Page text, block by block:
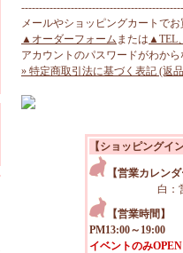
メールやショッピングカートで
▲オーダーフォーム または ▲TEL
アカウントのパスワードがわか
» 特定商取引法に基づく表記 (返
【ショッピングイ
【営業カレンダ
白：
【営業時間】
PM13:00～19:00
イベントのみOPEN